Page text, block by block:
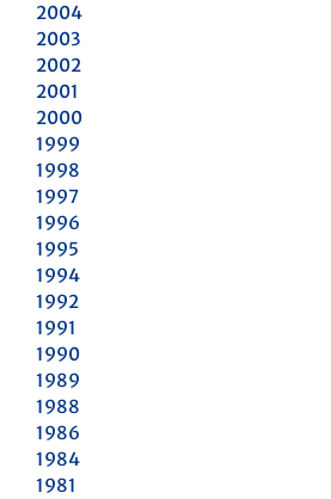
2004
2003
2002
2001
2000
1999
1998
1997
1996
1995
1994
1992
1991
1990
1989
1988
1986
1984
1981